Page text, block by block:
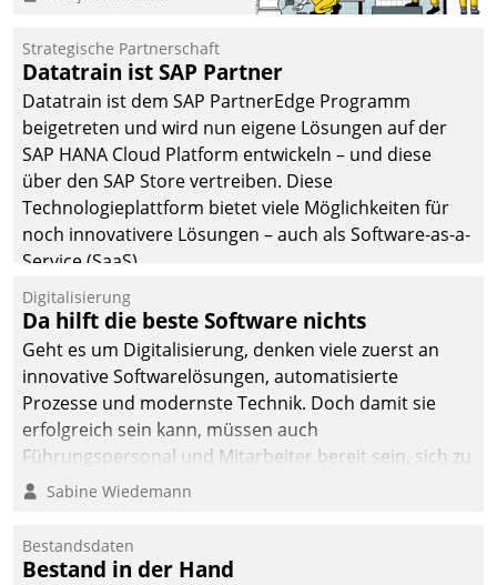
Jahresbeginn eine
Überblick, Einsicht und
Eingriff bietende Lösung.
Zur Entwicklung setzte
man auf
Cloudtechnologie,
bewährte und Startup-
Partner sowie erstmals
agile Projektmethoden.
Strategische Partnerschaft
Datatrain ist SAP Partner
Datatrain ist dem SAP PartnerEdge Programm
beigetreten und wird nun eigene Lösungen auf der
SAP HANA Cloud Platform entwickeln – und diese
über den SAP Store vertreiben. Diese
Technologieplattform bietet viele Möglichkeiten für
noch innovativere Lösungen – auch als Software-as-a-
Service (SaaS).
Digitalisierung
Da hilft die beste Software nichts
Geht es um Digitalisierung, denken viele zuerst an
innovative Softwarelösungen, automatisierte
Prozesse und modernste Technik. Doch damit sie
erfolgreich sein kann, müssen auch
Führungspersonal und Mitarbeiter bereit sein, sich zu
verändern und anzupassen, sonst werden sie an ihr
Sabine Wiedemann
Bestandsdaten
Bestand in der Hand